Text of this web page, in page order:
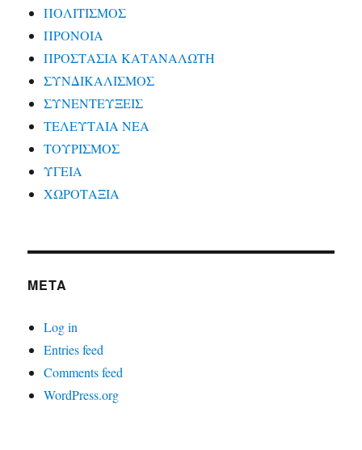
ΠΟΛΙΤΙΣΜΟΣ
ΠΡΟΝΟΙΑ
ΠΡΟΣΤΑΣΙΑ ΚΑΤΑΝΑΛΩΤΗ
ΣΥΝΔΙΚΑΛΙΣΜΟΣ
ΣΥΝΕΝΤΕΥΞΕΙΣ
ΤΕΛΕΥΤΑΙΑ ΝΕΑ
ΤΟΥΡΙΣΜΟΣ
ΥΓΕΙΑ
ΧΩΡΟΤΑΞΙΑ
META
Log in
Entries feed
Comments feed
WordPress.org